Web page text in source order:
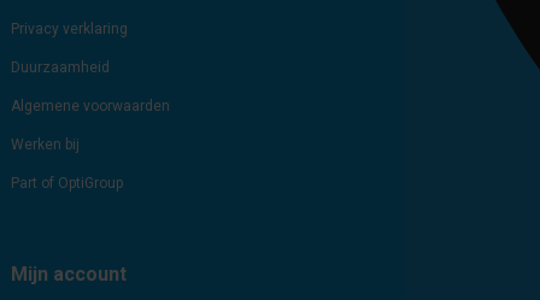
Privacy verklaring
Duurzaamheid
Algemene voorwaarden
Werken bij
Part of OptiGroup
Mijn account